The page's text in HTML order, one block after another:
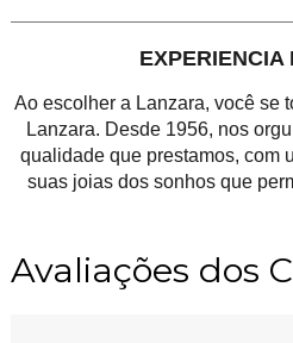
EXPERIENCIA
Ao escolher a Lanzara, você se
Lanzara. Desde 1956, nos
qualidade que prestamos, com
suas joias dos sonhos que
Avaliações dos